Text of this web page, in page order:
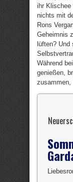
ihr Klischee
nichts mit
Rons
Geheimnis
lüften?
Während
genießen,